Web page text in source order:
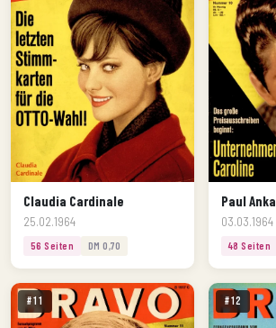
Claudia Cardinale
25.02.1964
56 Seiten DM 0,70
Paul Anka
03.03.1964
48 Seiten
#11 #12